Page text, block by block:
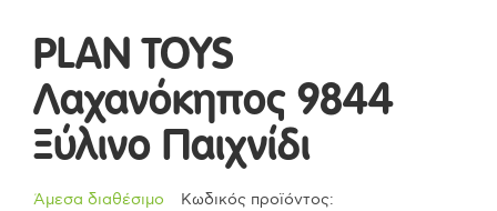
PLAN TOYS
Λαχανόκηπος 9844
Ξύλινο Παιχνίδι
Άμεσα διαθέσιμο Κωδικός προϊόντος: